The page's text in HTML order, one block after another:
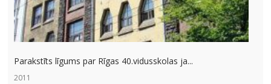
Parakstīts līgums par Rīgas 40.vidusskolas ja...
2011